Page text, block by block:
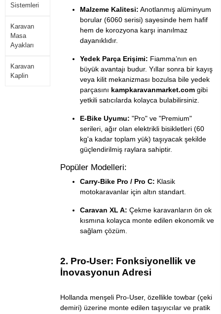
Sistemleri
Karavan
Masa
Ayakları
Karavan
Kaplin
Malzeme Kalitesi: Anotlanmış alüminyum
borular (6060 serisi) sayesinde hem hafif
hem de korozyona karşı inanılmaz
dayanıklıdır.
Yedek Parça Erişimi: Fiamma’nın en
büyük avantajı budur. Yıllar sonra bir kayış
veya kilit mekanizması bozulsa bile yedek
parçasını kampkaravanmarket.com gibi
yetkili satıcılarda kolayca bulabilirsiniz.
E-Bike Uyumu: "Pro" ve "Premium"
serileri, ağır olan elektrikli bisikletleri (60
kg'a kadar toplam yük) taşıyacak şekilde
güçlendirilmiş raylara sahiptir.
Popüler Modelleri:
Carry-Bike Pro / Pro C: Klasik
motokaravanlar için altın standart.
Caravan XL A: Çekme karavanların ön ok
kısmına kolayca monte edilen ekonomik ve
sağlam çözüm.
2. Pro-User: Fonksiyonellik ve
İnovasyonun Adresi
Hollanda menşeli Pro-User, özellikle towbar (çeki
demiri) üzerine monte edilen taşıyıcılar ve pratik